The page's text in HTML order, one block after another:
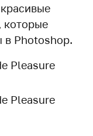
которые
в Photoshop.